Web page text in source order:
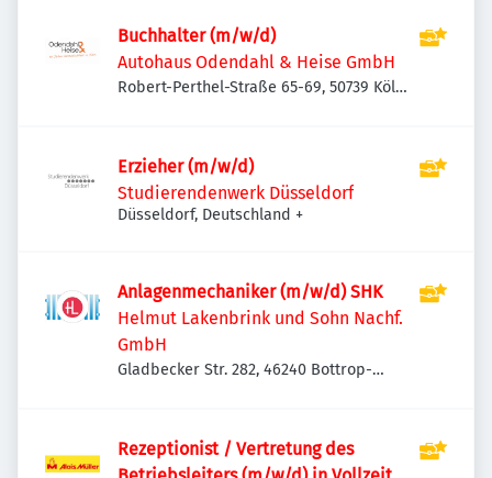
Buchhalter (m/w/d)
Autohaus Odendahl & Heise GmbH
Robert-Perthel-Straße 65-69, 50739 Köln,
Erzieher (m/w/d)
Studierendenwerk Düsseldorf
Düsseldorf, Deutschland +
Anlagenmechaniker (m/w/d) SHK
Helmut Lakenbrink und Sohn Nachf.
GmbH
Gladbecker Str. 282, 46240 Bottrop-
Rezeptionist / Vertretung des